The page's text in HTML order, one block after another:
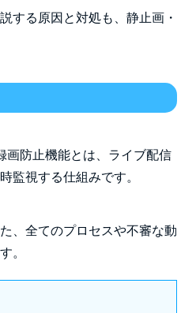
する原因と対処も、静止画・
画防止機能とは、ライブ配信
監視する仕組みです。
、全てのプロセスや不審な動
。